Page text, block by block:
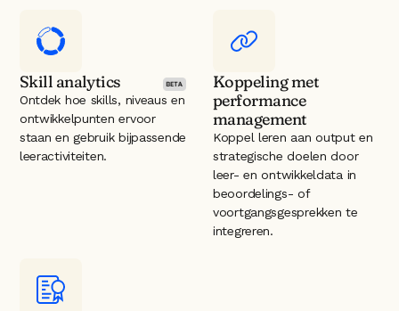
Skill analytics
Ontdek hoe skills, niveaus en
ontwikkelpunten ervoor
staan en gebruik bijpassende
leeractiviteiten.
Koppeling met
performance
management
Koppel leren aan output en
strategische doelen door
leer- en ontwikkeldata in
beoordelings- of
voortgangsgesprekken te
integreren.